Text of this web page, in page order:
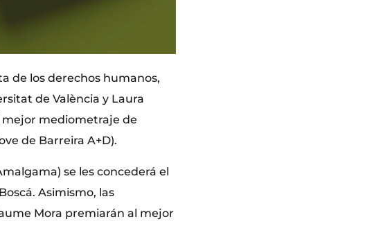
de los derechos humanos,
de València y Laura
mejor mediometraje de
de Barreira A+D).
se les concederá el
Asimismo, las
Mora premiarán al mejor